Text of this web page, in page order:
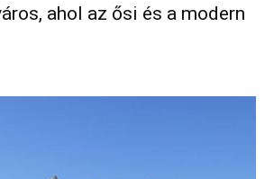
ahol az ősi és a modern